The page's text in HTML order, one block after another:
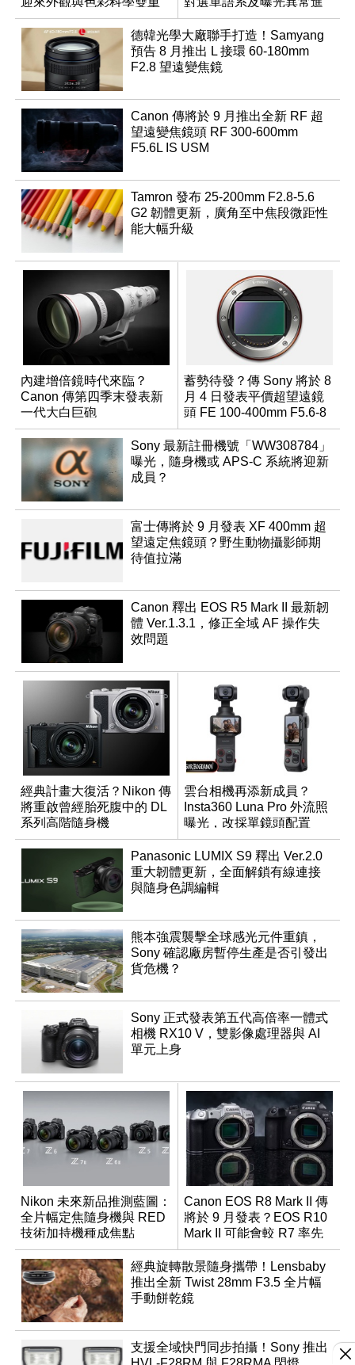
優化
行修復
德韓光學大廠聯手打造！Samyang
預告 8 月推出 L 接環 60-180mm
F2.8 望遠變焦鏡
Canon 傳將於 9 月推出全新 RF 超
望遠變焦鏡頭 RF 300-600mm
F5.6L IS USM
Tamron 發布 25-200mm F2.8-5.6
G2 韌體更新，廣角至中焦段微距性
能大幅升級
內建增倍鏡時代來臨？
Canon 傳第四季末發表新
一代大白巨砲
蓄勢待發？傳 Sony 將於 8
月 4 日發表平價超望遠鏡
頭 FE 100-400mm F5.6-8
Sony 最新註冊機號「WW308784」
曝光，隨身機或 APS-C 系統將迎新
成員？
富士傳將於 9 月發表 XF 400mm 超
望遠定焦鏡頭？野生動物攝影師期
待值拉滿
Canon 釋出 EOS R5 Mark II 最新韌
體 Ver.1.3.1，修正全域 AF 操作失
效問題
經典計畫大復活？Nikon 傳
將重啟曾經胎死腹中的 DL
系列高階隨身機
雲台相機再添新成員？
Insta360 Luna Pro 外流照
曝光，改採單鏡頭配置
Panasonic LUMIX S9 釋出 Ver.2.0
重大韌體更新，全面解鎖有線連接
與隨身色調編輯
熊本強震襲擊全球感光元件重鎮，
Sony 確認廠房暫停生產是否引發出
貨危機？
Sony 正式發表第五代高倍率一體式
相機 RX10 V，雙影像處理器與 AI
單元上身
Nikon 未來新品推測藍圖：
全片幅定焦隨身機與 RED
技術加持機種成焦點
Canon EOS R8 Mark II 傳
將於 9 月發表？EOS R10
Mark II 可能會較 R7 率先
推出
經典旋轉散景隨身攜帶！Lensbaby
推出全新 Twist 28mm F3.5 全片幅
手動餅乾鏡
支援全域快門同步拍攝！Sony 推出